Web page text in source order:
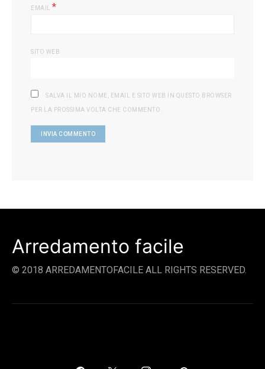
EMAIL *
SITO WEB
SALVA IL MIO NOME, EMAIL E SITO WEB IN QUESTO BROWSER
PER LA PROSSIMA VOLTA CHE COMMENTO.
Arredamento facile
© 2018 ARREDAMENTOFACILE ALL RIGHTS RESERVED.